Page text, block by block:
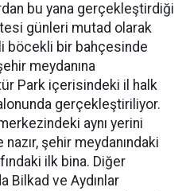
bu yana gerçekleştirdiği
günleri mutad olarak
böcekli bir bahçesinde
meydanına
Park içerisindeki il halk
gerçekleştiriliyor.
aynı yerini
şehir meydanındaki
ilk bina. Diğer
Bilkad ve Aydınlar